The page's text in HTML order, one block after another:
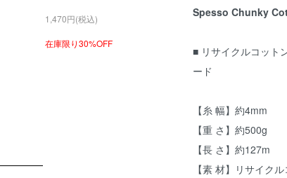
Spesso Chunky
■ リサイクルコット
ード
【糸 幅】約4mm
【重 さ】約500g
【長 さ】約127m
【素 材】リサイク
1,470円(税込)
在庫限り30%OFF